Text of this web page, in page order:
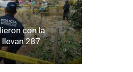
con la
287